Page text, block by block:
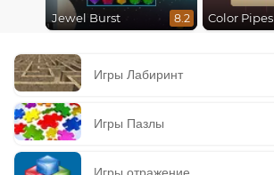
Jewel Burst 8.2 Color Pipes
Игры Лабиринт
Игры Пазлы